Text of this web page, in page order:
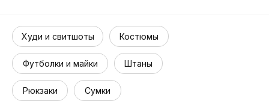
Худи и свитшоты
Футболки и майки Штаны
Костюмы
Рюкзаки Сумки